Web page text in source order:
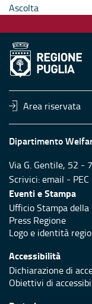
Ascolta
Area riservata
Dipartimento
Via G. Gentile, 52 -
Scrivici:email - PEC
Eventi e Stampa
Ufficio Stampa
Press Regione
Logo e identità
Accessibilità
Dichiarazione di
Obiettivi di